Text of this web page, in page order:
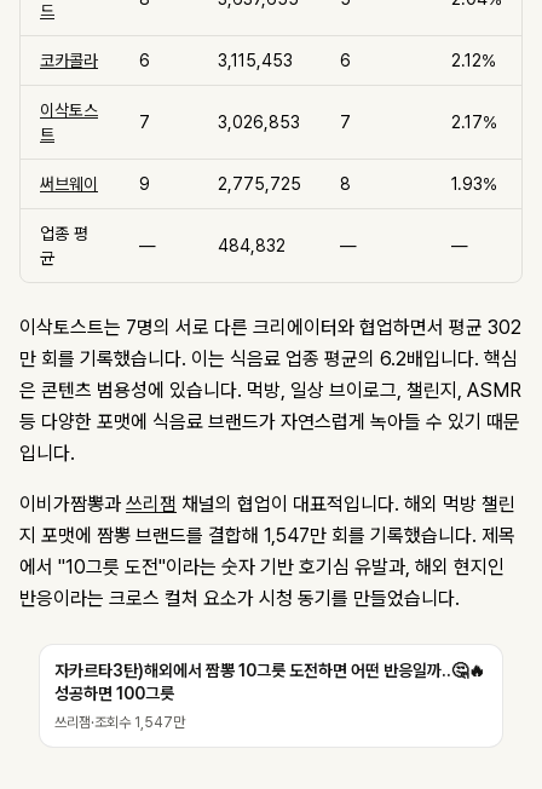
드
코카콜라 6 3,115,453 6 2.12%
이삭토스
트
7 3,026,853 7 2.17%
써브웨이 9 2,775,725 8 1.93%
업종 평
균
— 484,832 — —
이삭토스트는 7명의 서로 다른 크리에이터와 협업하면서 평균 302
만 회를 기록했습니다. 이는 식음료 업종 평균의 6.2배입니다. 핵심
은 콘텐츠 범용성에 있습니다. 먹방, 일상 브이로그, 챌린지, ASMR
등 다양한 포맷에 식음료 브랜드가 자연스럽게 녹아들 수 있기 때문
입니다.
이비가짬뽕과 쓰리잼 채널의 협업이 대표적입니다. 해외 먹방 챌린
지 포맷에 짬뽕 브랜드를 결합해 1,547만 회를 기록했습니다. 제목
에서 "10그릇 도전"이라는 숫자 기반 호기심 유발과, 해외 현지인
반응이라는 크로스 컬처 요소가 시청 동기를 만들었습니다.
자카르타3탄)해외에서 짬뽕 10그릇 도전하면 어떤 반응일까..🤔🔥
성공하면 100그릇
쓰리잼·조회수 1,547만